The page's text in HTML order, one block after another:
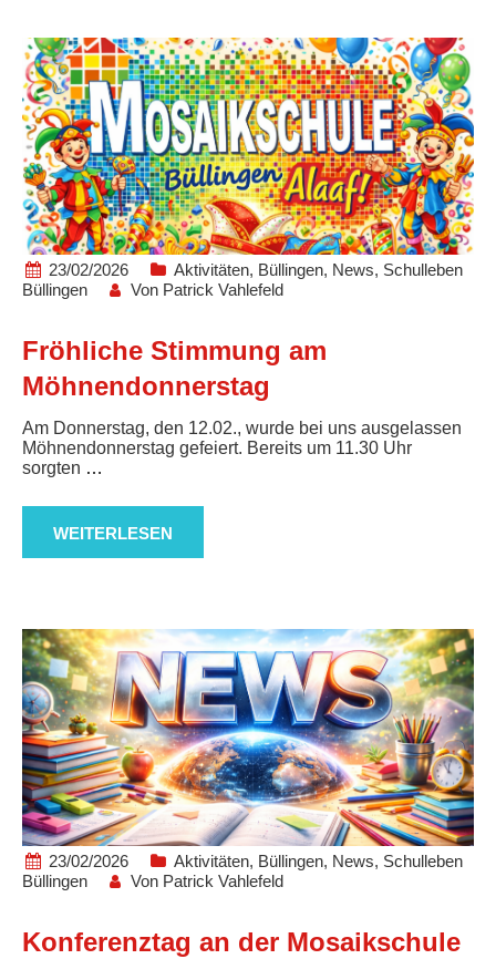
23/02/2026 Aktivitäten, Büllingen, News, Schulleben
Büllingen
Von Patrick Vahlefeld
Fröhliche Stimmung am
Möhnendonnerstag
Am Donnerstag, den 12.02., wurde bei uns ausgelassen
Möhnendonnerstag gefeiert. Bereits um 11.30 Uhr
sorgten …
WEITERLESEN
23/02/2026 Aktivitäten, Büllingen, News, Schulleben
Büllingen
Von Patrick Vahlefeld
Konferenztag an der Mosaikschule